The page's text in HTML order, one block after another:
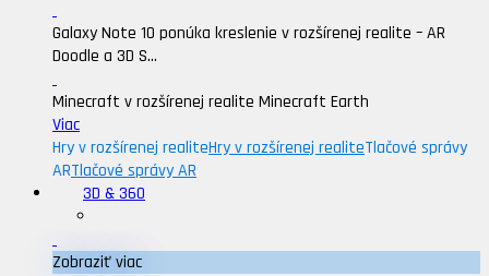
Galaxy Note 10 ponúka kreslenie v rozšírenej realite – AR
Doodle a 3D S...
Minecraft v rozšírenej realite Minecraft Earth
Viac
Hry v rozšírenej realiteHry v rozšírenej realiteTlačové správy
ARTlačové správy AR
3D & 360
Zobraziť viac